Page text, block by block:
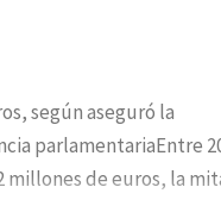
según aseguró la
parlamentariaEntre
millones de euros, la